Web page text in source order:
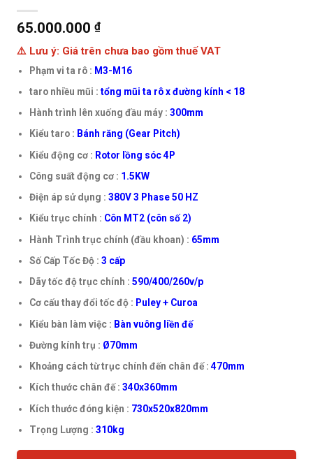
65.000.000 ₫
⚠️ Lưu ý: Giá trên chưa bao gồm thuế VAT
Phạm vi ta rô : M3-M16
taro nhiều mũi : tổng mũi ta rô x đường kính < 18
Hành trình lên xuống đầu máy : 300mm
Kiểu taro : Bánh răng (Gear Pitch)
Kiểu động cơ : Rotor lồng sóc 4P
Công suất động cơ : 1.5KW
Điện áp sử dụng : 380V 3 Phase 50 HZ
Kiểu trục chính : Côn MT2 (côn số 2)
Hành Trình trục chính (đầu khoan) : 65mm
Số Cấp Tốc Độ : 3 cấp
Dãy tốc độ trục chính : 590/400/260v/p
Cơ cấu thay đổi tốc độ : Puley + Curoa
Kiểu bàn làm việc : Bàn vuông liền đế
Đường kính trụ : Ø70mm
Khoảng cách từ trục chính đến chân đế : 470mm
Kích thước chân đế : 340x360mm
Kích thước đóng kiện : 730x520x820mm
Trọng Lượng : 310kg